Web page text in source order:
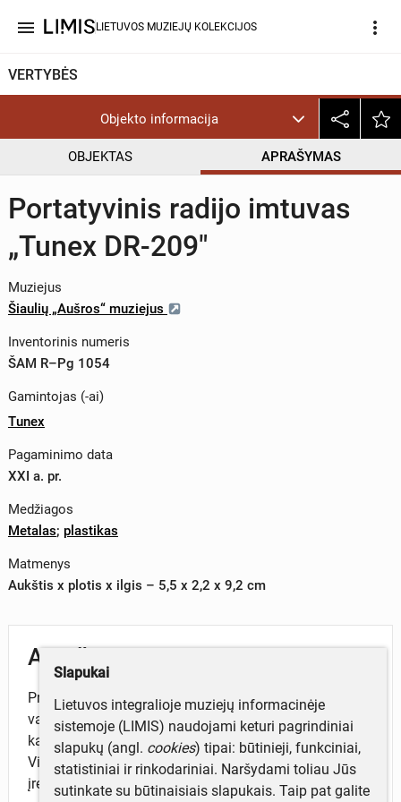
menu LIETUVOS MUZIEJŲ KOLEKCIJOS more_vert
VERTYBĖS
Objekto informacija
OBJEKTAS APRAŠYMAS
Portatyvinis radijo imtuvas
„Tunex DR-209"
Muziejus
Šiaulių „Aušros“ muziejus
Inventorinis numeris
ŠAM R–Pg 1054
Gamintojas (-ai)
Tunex
Pagaminimo data
XXI a. pr.
Medžiagos
Metalas; plastikas
Matmenys
Aukštis x plotis x ilgis – 5,5 x 2,2 x 9,2 cm
Aprašymas
Priekinėje ir dešinėje panelėse sumontuotas įrenginio
valdymas, skaitmeninis funkcijų valdymo ekranas,
kairiame priekinės panelės šone įrengtas garsiakalbis.
Viršuje įrenginio sumontuota teleskopinė antena ir
įrenginio nešiojimui skirtas dirželis. Įrenginys veikia
Slapukai
Lietuvos integralioje muziejų informacinėje
sistemoje (LIMIS) naudojami keturi pagrindiniai
slapukų (angl. cookies) tipai: būtinieji, funkciniai,
statistiniai ir rinkodariniai. Naršydami toliau Jūs
sutinkate su būtinaisiais slapukais. Taip pat galite